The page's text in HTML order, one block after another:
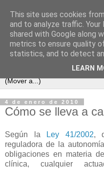
4 de enero de 2010
Cómo se lleva a
Según la Ley 41/2002,
reguladora de la
obligaciones en materia
clínica, cualquier
This site uses cookies
and to analyze traffic.
shared with Google along
metrics to ensure quality
statistics, and to detect
LEARN